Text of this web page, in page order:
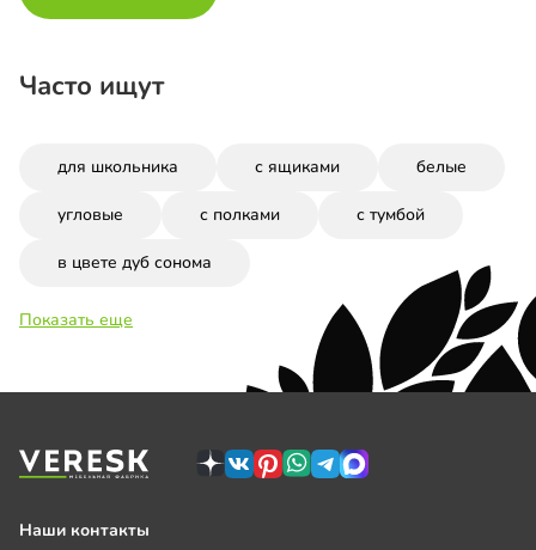
Часто ищут
для школьника с ящиками белые
угловые с полками с тумбой
в цвете дуб сонома
Показать еще
Наши контакты